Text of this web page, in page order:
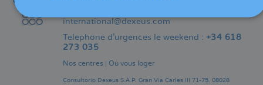
international@dexeus.com
Telephone d’urgences le weekend : +34 618
273 035
Nos centres Où vous loger
Consultorio Dexeus S.A.P. Gran Via Carles III 71-75. 08028